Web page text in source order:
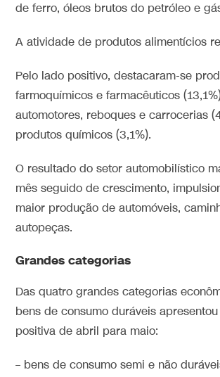
de ferro, óleos brutos do petróleo e
A atividade de produtos alimentícios
Pelo lado positivo, destacaram-se
farmoquímicos e farmacêuticos
automotores, reboques e carrocerias
produtos químicos (3,1%).
O resultado do setor automobilístico
mês seguido de crescimento,
maior produção de automóveis,
autopeças.
Grandes categorias
Das quatro grandes categorias
bens de consumo duráveis
positiva de abril para maio:
– bens de consumo semi e não